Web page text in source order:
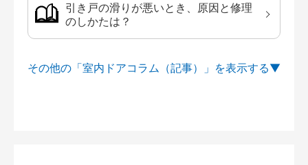
引き戸の滑りが悪いとき、原因と修理
のしかたは？
その他の「室内ドアコラム（記事）」を